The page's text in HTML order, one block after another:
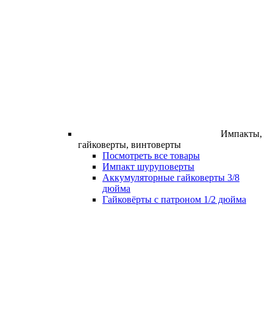
Импакты,
гайковерты, винтоверты
Посмотреть все товары
Импакт шуруповерты
Аккумуляторные гайковерты 3/8
дюйма
Гайковёрты с патроном 1/2 дюйма